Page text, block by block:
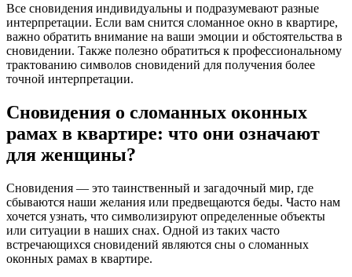
Все сновидения индивидуальны и подразумевают разные
интерпретации. Если вам снится сломанное окно в квартире,
важно обратить внимание на ваши эмоции и обстоятельства в
сновидении. Также полезно обратиться к профессиональному
трактованию символов сновидений для получения более
точной интерпретации.
Сновидения о сломанных оконных
рамах в квартире: что они означают
для женщины?
Сновидения — это таинственный и загадочный мир, где
сбываются наши желания или предвещаются беды. Часто нам
хочется узнать, что символизируют определенные объекты
или ситуации в наших снах. Одной из таких часто
встречающихся сновидений являются сны о сломанных
оконных рамах в квартире.